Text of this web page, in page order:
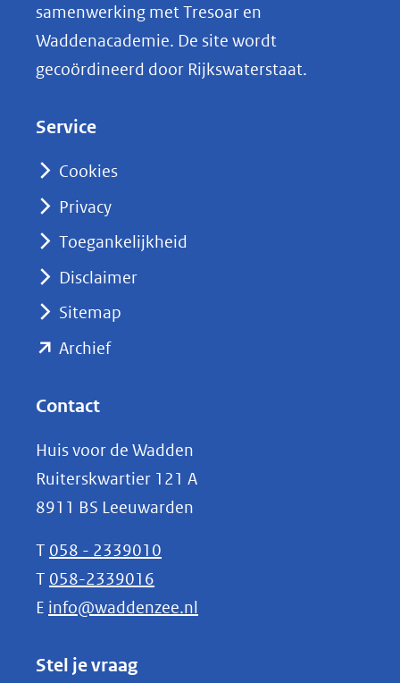
k
e
nieuw
naar
samenwerking met Tresoar en
Waddenacademie. De site wordt
gecoördineerd door Rijkswaterstaat.
Service
Cookies
Privacy
Toegankelijkheid
Disclaimer
Sitemap
Archief(opent
(verwijst
naar
een
andere
website)
Contact
Huis voor de Wadden
Ruiterskwartier 121 A
8911 BS Leeuwarden
T 058 - 2339010
T 058-2339016
E info@waddenzee.nl
Stel je vraag